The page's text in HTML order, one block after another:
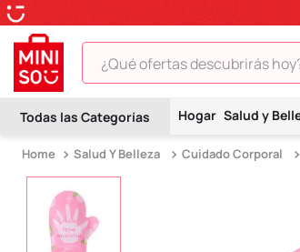
¿Qué ofertas descubrirás hoy?
Hogar Salud y
Salud Y Belleza Cuidado Corporal
TÉRMINOS MÁS BUSCADOS
2.
hello kitty